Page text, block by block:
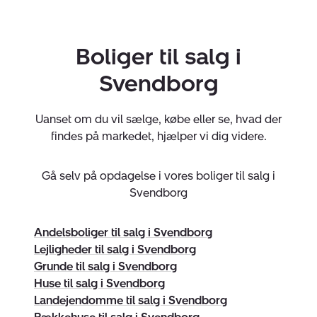
opdateret køberkartotek.
Vi skaber resultater for dig
At være ejendomsmægler er en passion, der holder
dampen oppe 24/7. En god og succesfuld bolighandel
Nybolig Svendborg til den bedst sælgende
ejendomsmægler i Svendborg og Svendborg
Vi lægger stor vægt på, at alle medarbejdere yder den
bedst mulige service samt en høflig og personlig
betjening.
Boliger til salg i
Svendborg
Uanset om du vil sælge, købe eller se, hvad der
findes på markedet, hjælper vi dig videre.
Gå selv på opdagelse i vores boliger til salg i
Svendborg
Andelsboliger til salg i Svendborg
Lejligheder til salg i Svendborg
Grunde til salg i Svendborg
Huse til salg i Svendborg
Landejendomme til salg i Svendborg